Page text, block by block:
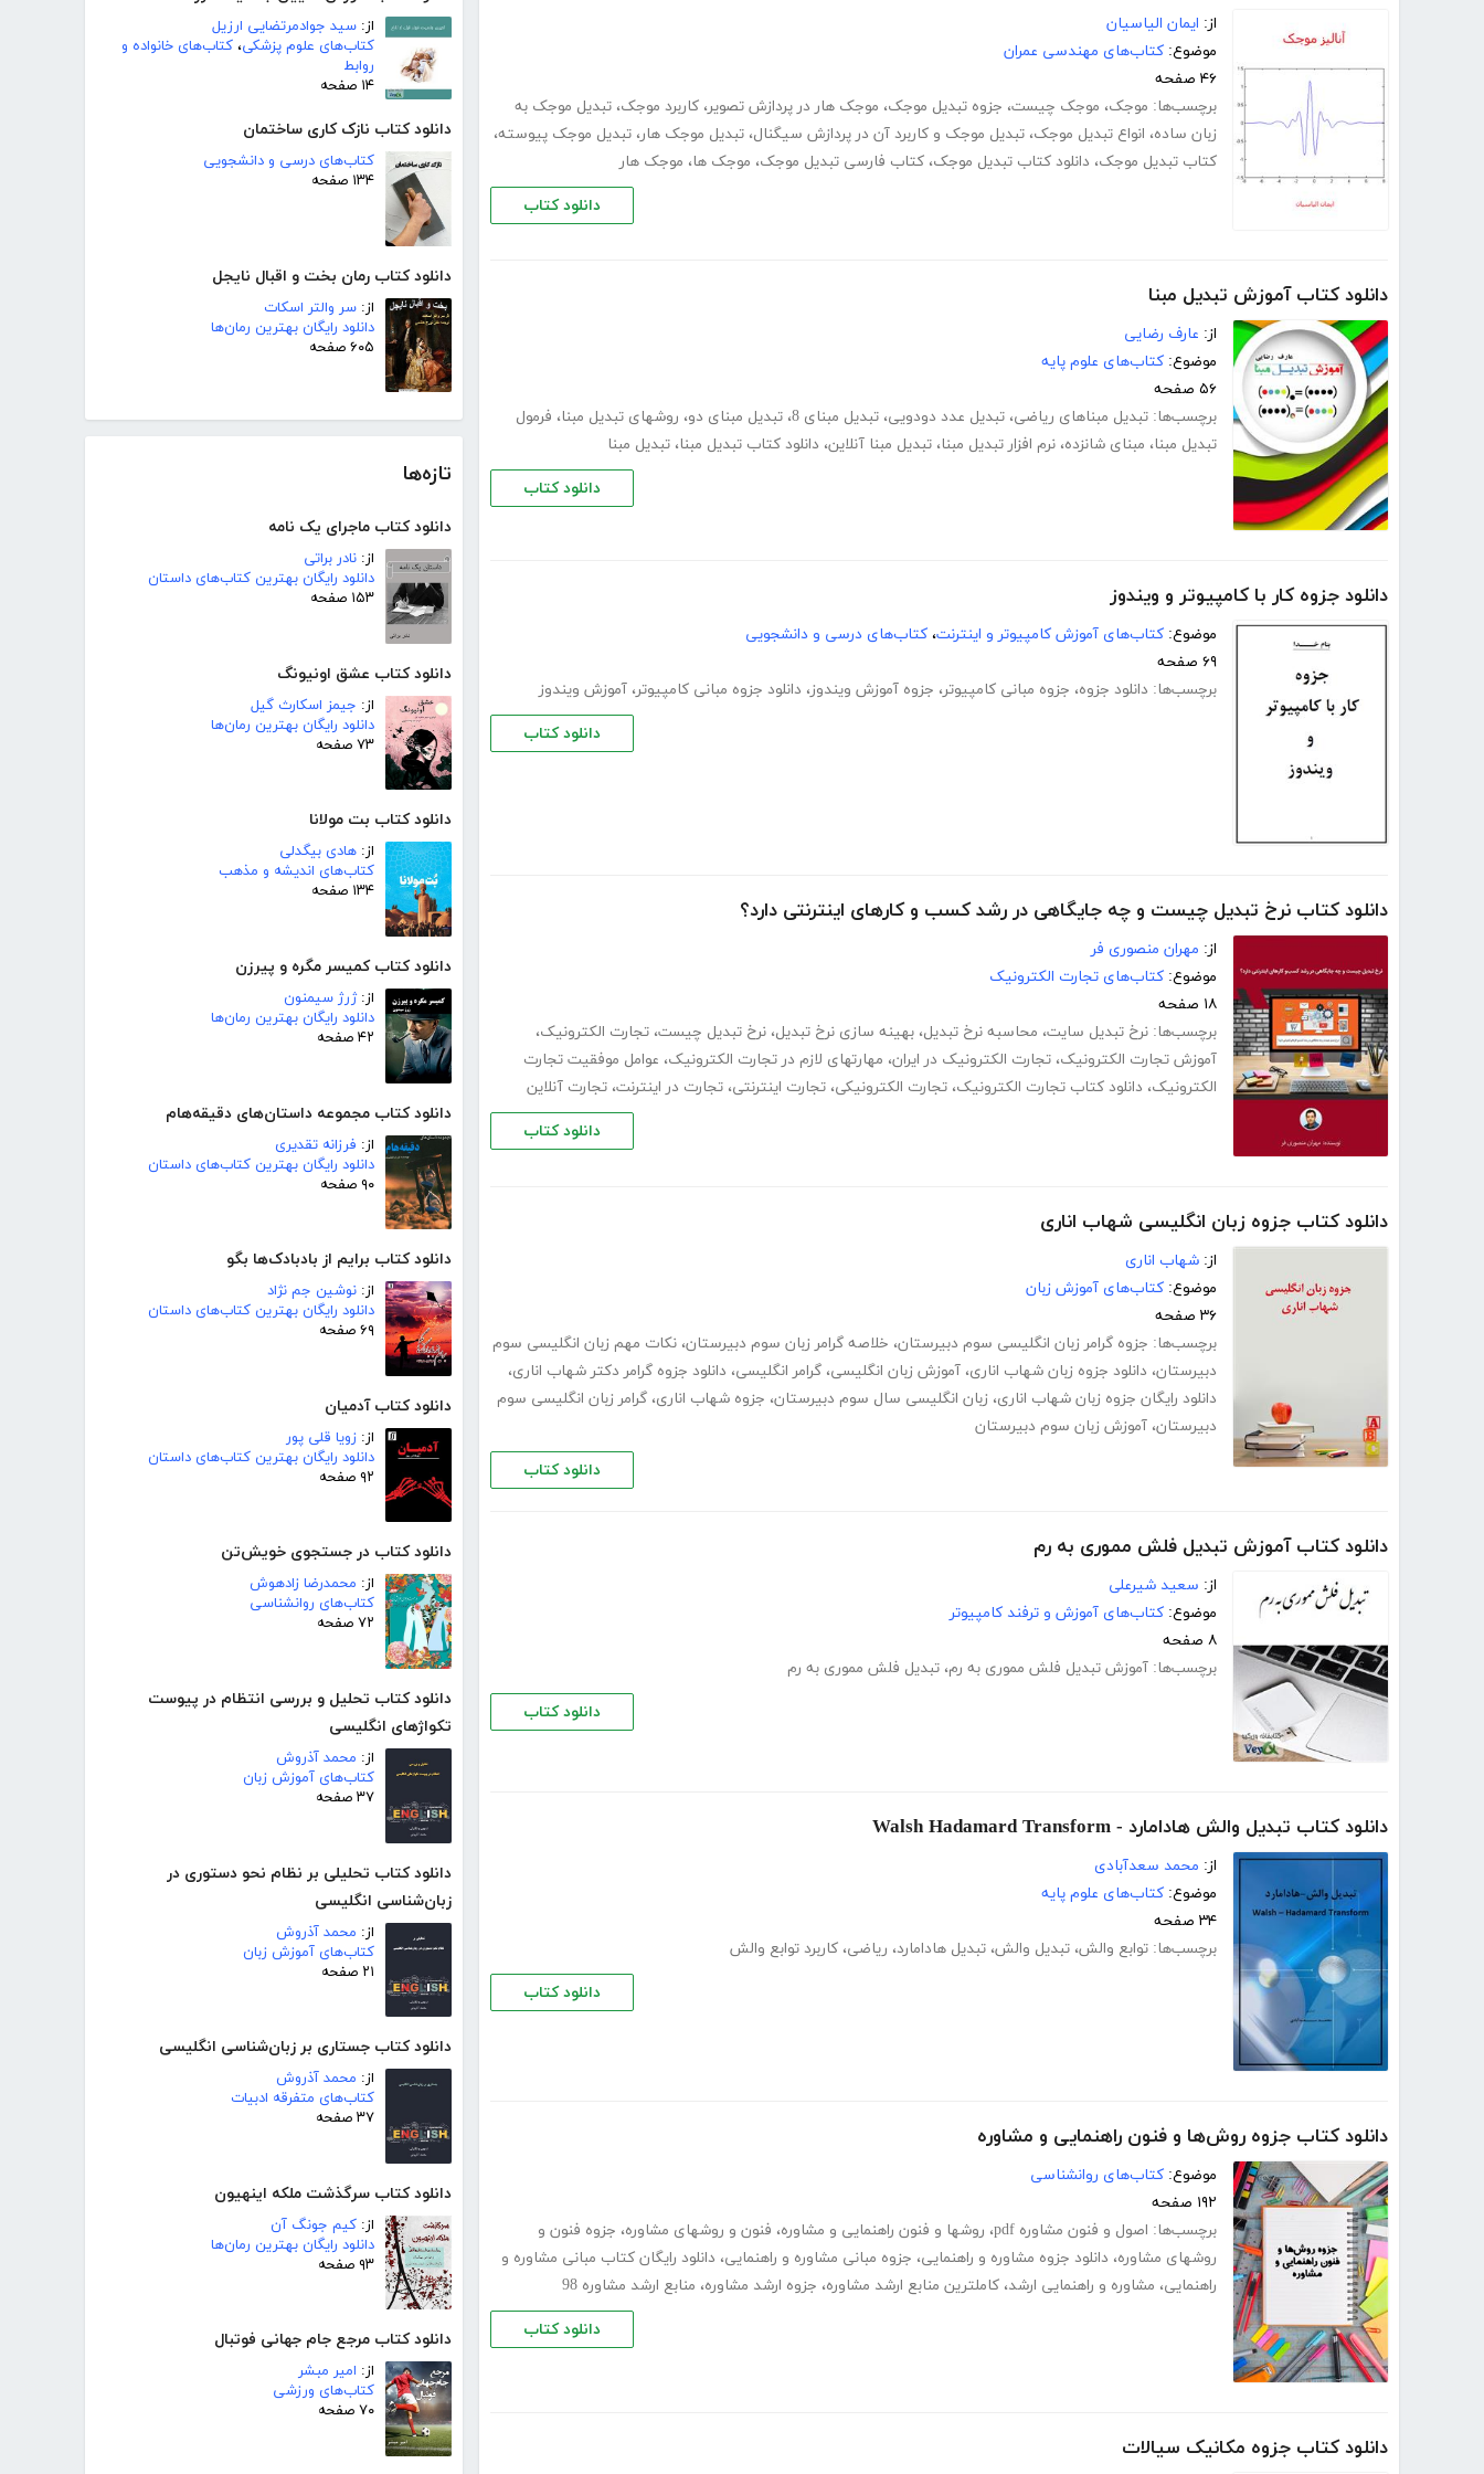
از: سید جوادمرتضایی ارزیل
کتاب‌های علوم پزشکی، کتاب‌های خانواده و
روابط
۱۴ صفحه
دانلود کتاب نازک کاری ساختمان
کتاب‌های درسی و دانشجویی
۱۳۴ صفحه
دانلود کتاب رمان بخت و اقبال نایجل
از: سر والتر اسکات
دانلود رایگان بهترین رمان‌ها
۶۰۵ صفحه
تازه‌ها
دانلود کتاب ماجرای یک نامه
از: نادر براتی
دانلود رایگان بهترین کتاب‌های داستان
۱۵۳ صفحه
دانلود کتاب عشق اونیونگ
از: جیمز اسکارث گیل
دانلود رایگان بهترین رمان‌ها
۷۳ صفحه
دانلود کتاب بت مولانا
از: هادی بیگدلی
کتاب‌های اندیشه و مذهب
۱۳۴ صفحه
دانلود کتاب کمیسر مگره و پیرزن
از:ژرژ سیمنون
دانلود رایگان بهترین رمان‌ها
۴۲ صفحه
دانلود کتاب مجموعه داستان‌های دقیقه‌هام
از: فرزانه تقدیری
دانلود رایگان بهترین کتاب‌های داستان
۹۰ صفحه
دانلود کتاب برایم از بادبادک‌ها بگو
از: نوشین جم نژاد
دانلود رایگان بهترین کتاب‌های داستان
۶۹ صفحه
دانلود کتاب آدمیان
از: زویا قلی پور
دانلود رایگان بهترین کتاب‌های داستان
۹۲ صفحه
دانلود کتاب در جستجوی خویش‌تن
از: محمدرضا زادهوش
کتاب‌های روانشناسی
۷۲ صفحه
دانلود کتاب تحلیل و بررسی انتظام در پیوست
تکواژهای انگلیسی
از: محمد آذروش
کتاب‌های آموزش زبان
۳۷ صفحه
دانلود کتاب تحلیلی بر نظام نحو دستوری در
زبان‌شناسی انگلیسی
از: محمد آذروش
کتاب‌های آموزش زبان
۲۱ صفحه
دانلود کتاب جستاری بر زبان‌شناسی انگلیسی
از: محمد آذروش
کتاب‌های متفرقه ادبیات
۳۷ صفحه
دانلود کتاب سرگذشت ملکه اینهیون
از: کیم جونگ آن
دانلود رایگان بهترین رمان‌ها
۹۳ صفحه
دانلود کتاب مرجع جام جهانی فوتبال
از: امیر مبشر
کتاب‌های ورزشی
۷۰ صفحه
از: ایمان الیاسیان
موضوع: کتاب‌های مهندسی عمران
۴۶ صفحه
برچسب‌ها: موجک، موجک چیست، جزوه تبدیل موجک، موجک هار در پردازش تصویر، کاربرد موجک، تبدیل موجک به
زبان ساده، انواع تبدیل موجک، تبدیل موجک و کاربرد آن در پردازش سیگنال، تبدیل موجک هار، تبدیل موجک پیوسته،
کتاب تبدیل موجک، دانلود کتاب تبدیل موجک، کتاب فارسی تبدیل موجک، موجک ها، موجک هار
دانلود کتاب
دانلود کتاب آموزش تبدیل مبنا
از: عارف رضایی
موضوع: کتاب‌های علوم پایه
۵۶ صفحه
برچسب‌ها: تبدیل مبناهای ریاضی، تبدیل عدد دودویی، تبدیل مبنای 8 ، تبدیل مبنای دو، روشهای تبدیل مبنا، فرمول
تبدیل مبنا، مبنای شانزده، نرم افزار تبدیل مبنا، تبدیل مبنا آنلاین، دانلود کتاب تبدیل مبنا، تبدیل مبنا
دانلود کتاب
دانلود جزوه کار با کامپیوتر و ویندوز
موضوع: کتاب‌های آموزش کامپیوتر و اینترنت، کتاب‌های درسی و دانشجویی
۶۹ صفحه
برچسب‌ها: دانلود جزوه، جزوه مبانی کامپیوتر، جزوه آموزش ویندوز، دانلود جزوه مبانی کامپیوتر، آموزش ویندوز
دانلود کتاب
دانلود کتاب نرخ تبدیل چیست و چه جایگاهی در رشد کسب و کارهای اینترنتی دارد؟
از: مهران منصوری فر
موضوع: کتاب‌های تجارت الکترونیک
۱۸ صفحه
برچسب‌ها: نرخ تبدیل سایت، محاسبه نرخ تبدیل، بهینه سازی نرخ تبدیل، نرخ تبدیل چیست، تجارت الکترونیک،
آموزش تجارت الکترونیک، تجارت الکترونیک در ایران، مهارتهای لازم در تجارت الکترونیک، عوامل موفقیت تجارت
الکترونیک، دانلود کتاب تجارت الکترونیک، تجارت الکترونیکی، تجارت اینترنتی، تجارت در اینترنت، تجارت آنلاین
دانلود کتاب
دانلود کتاب جزوه زبان انگلیسی شهاب اناری
از: شهاب اناری
موضوع: کتاب‌های آموزش زبان
۳۶ صفحه
برچسب‌ها: جزوه گرامر زبان انگلیسی سوم دبیرستان، خلاصه گرامر زبان سوم دبیرستان، نکات مهم زبان انگلیسی سوم
دبیرستان، دانلود جزوه زبان شهاب اناری، آموزش زبان انگلیسی، گرامر انگلیسی، دانلود جزوه گرامر دکتر شهاب اناری،
دانلود رایگان جزوه زبان شهاب اناری، زبان انگلیسی سال سوم دبیرستان، جزوه شهاب اناری، گرامر زبان انگلیسی سوم
دبیرستان، آموزش زبان سوم دبیرستان
دانلود کتاب
دانلود کتاب آموزش تبدیل فلش مموری به رم
از: سعید شیرعلی
موضوع: کتاب‌های آموزش و ترفند کامپیوتر
۸ صفحه
برچسب‌ها: آموزش تبدیل فلش مموری به رم، تبدیل فلش مموری به رم
دانلود کتاب
دانلود کتاب تبدیل والش هادامارد - Walsh Hadamard Transform
از: محمد سعدآبادی
موضوع: کتاب‌های علوم پایه
۳۴ صفحه
برچسب‌ها: توابع والش، تبدیل والش، تبدیل هادامارد، ریاضی، کاربرد توابع والش
دانلود کتاب
دانلود کتاب جزوه روش‌ها و فنون راهنمایی و مشاوره
موضوع: کتاب‌های روانشناسی
۱۹۲ صفحه
برچسب‌ها: اصول و فنون مشاوره pdf ، روشها و فنون راهنمایی و مشاوره، فنون و روشهای مشاوره، جزوه فنون و
روشهای مشاوره، دانلود جزوه مشاوره و راهنمایی، جزوه مبانی مشاوره و راهنمایی، دانلود رایگان کتاب مبانی مشاوره و
راهنمایی، مشاوره و راهنمایی ارشد، کاملترین منابع ارشد مشاوره، جزوه ارشد مشاوره، منابع ارشد مشاوره 98
دانلود کتاب
دانلود کتاب جزوه مکانیک سیالات